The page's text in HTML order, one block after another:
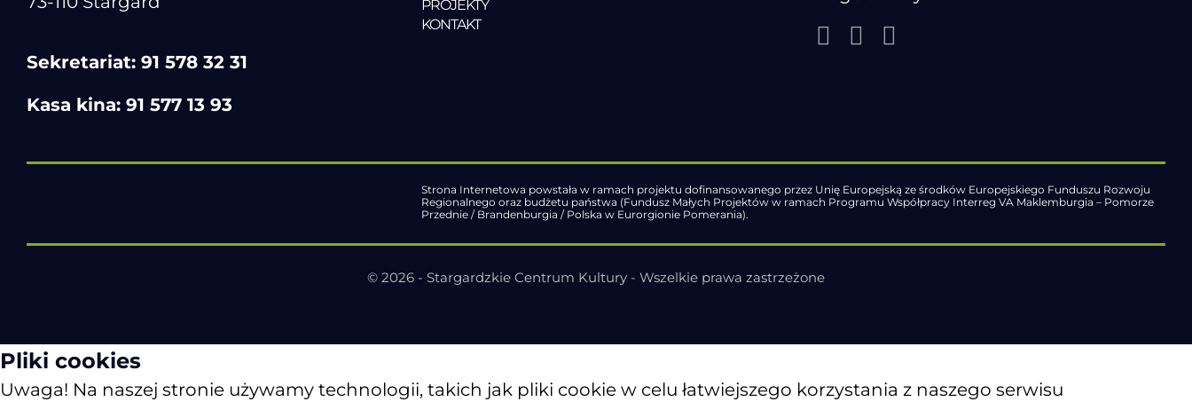
Sekretariat: 91 578 32 31
Kasa kina: 91 577 13 93
PROJEKTY
KONTAKT
Strona Internetowa powstała w ramach projektu dofinansowanego przez Unię Europejską ze środków Europejskiego Funduszu Rozwoju
Regionalnego oraz budżetu państwa (Fundusz Małych Projektów w ramach Programu Współpracy Interreg VA Maklemburgia – Pomorze
Przednie / Brandenburgia / Polska w Eurorgionie Pomerania).
© 2026 - Stargardzkie Centrum Kultury - Wszelkie prawa zastrzeżone
Pliki cookies
Uwaga! Na naszej stronie używamy technologii, takich jak pliki cookie w celu łatwiejszego korzystania z naszego serwisu